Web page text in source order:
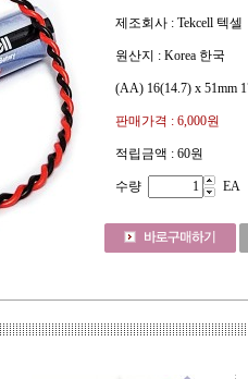
제조회사 : Tekcell 텍셀
원산지 : Korea 한국
(AA) 16(14.7) x 51mm
판매가격 : 6,000원
적립금액 : 60원
수량 EA